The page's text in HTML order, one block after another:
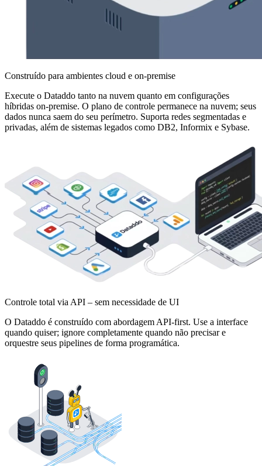
Construído para ambientes cloud e on-premise
Execute o Dataddo tanto na nuvem quanto em configurações
híbridas on-premise. O plano de controle permanece na nuvem; seus
dados nunca saem do seu perímetro. Suporta redes segmentadas e
privadas, além de sistemas legados como DB2, Informix e Sybase.
Controle total via API – sem necessidade de UI
O Dataddo é construído com abordagem API-first. Use a interface
quando quiser; ignore completamente quando não precisar e
orquestre seus pipelines de forma programática.